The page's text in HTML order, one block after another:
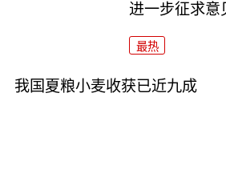
进一步征求意
最热
我国夏粮小麦收获已近九成